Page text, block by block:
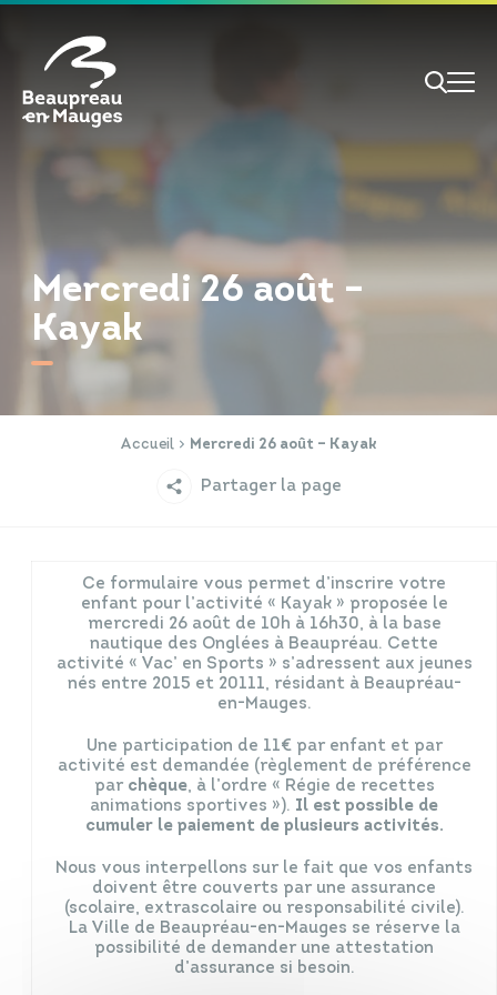
Mercredi 26 août –
Kayak
Accueil Mercredi 26 août – Kayak
Partager la page
Ce formulaire vous permet d’inscrire votre
enfant pour l’activité « Kayak » proposée le
mercredi 26 août de 10h à 16h30, à la base
nautique des Onglées à Beaupréau. Cette
activité « Vac’ en Sports » s’adressent aux jeunes
nés entre 2015 et 20111, résidant à Beaupréau-
en-Mauges.
Une participation de 11€ par enfant et par
activité est demandée (règlement de préférence
par chèque, à l’ordre « Régie de recettes
animations sportives »). Il est possible de
cumuler le paiement de plusieurs activités.
Nous vous interpellons sur le fait que vos enfants
doivent être couverts par une assurance
(scolaire, extrascolaire ou responsabilité civile).
La Ville de Beaupréau-en-Mauges se réserve la
possibilité de demander une attestation
d’assurance si besoin.
Portail Famille
Annuaires
Cookies management panel